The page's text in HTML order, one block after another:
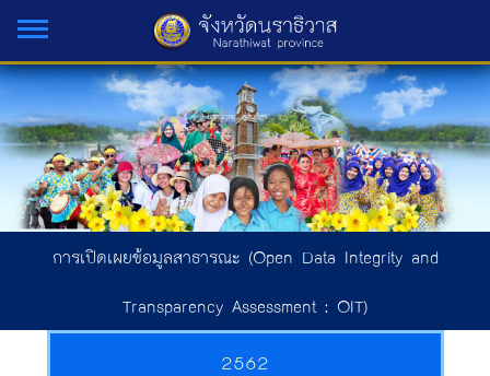
การเปิดเผยข้อมูลสาธารณะ (Open Data Integrity and
Transparency Assessment : OIT)
2562